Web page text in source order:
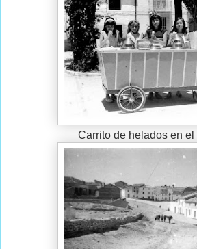
Carrito de helados en el